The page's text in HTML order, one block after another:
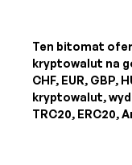
Ten bitomat
kryptowalut na
CHF, EUR, GBP,
kryptowalut,
TRC20, ERC20,